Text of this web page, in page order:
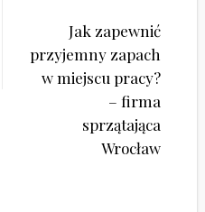
Jak zapewnić
przyjemny zapach
w miejscu pracy?
– firma
sprzątająca
Wrocław